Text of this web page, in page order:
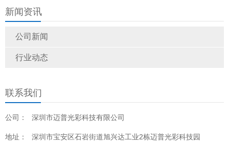
新闻资讯
公司新闻
行业动态
联系我们
公司： 深圳市迈普光彩科技有限公司
地址： 深圳市宝安区石岩街道旭兴达工业2栋迈普光彩科技园
术参数